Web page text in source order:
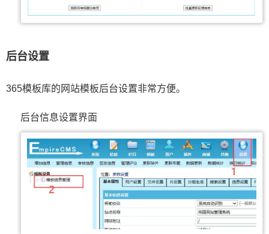
后台设置
365模板库的网站模板后台设置非常方便。
后台信息设置界面